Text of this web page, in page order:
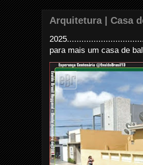
Arquitetura | Casa
para mais um casa de